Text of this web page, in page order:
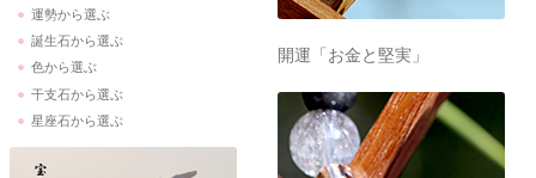
運勢から選ぶ
誕生石から選ぶ
色から選ぶ
干支石から選ぶ
星座石から選ぶ
開運「お金と堅実」